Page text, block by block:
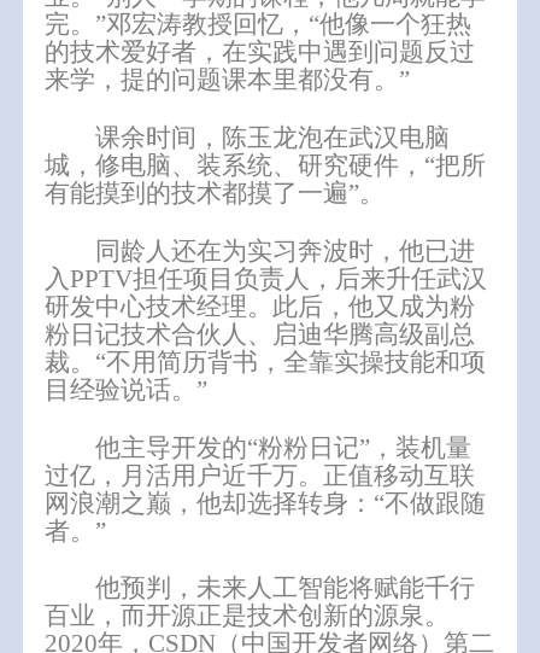
完。”邓宏涛教授回忆，“他像一个狂热
的技术爱好者，在实践中遇到问题反过
来学，提的问题课本里都没有。”
课余时间，陈玉龙泡在武汉电脑
城，修电脑、装系统、研究硬件， “把所
有能摸到的技术都摸了一遍”。
同龄人还在为实习奔波时，他已进
入PPTV担任项目负责人，后来升任武汉
研发中心技术经理。此后，他又成为粉
粉日记技术合伙人、启迪华腾高级副总
裁。“不用简历背书，全靠实操技能和项
目经验说话。 ”
他主导开发的“粉粉日记”，装机量
过亿，月活用户近千万。正值移动互联
网浪潮之巅，他却选择转身：“不做跟随
者。”
他预判，未来人工智能将赋能千行
百业，而开源正是技术创新的源泉。
2020年，CSDN（中国开发者网络）第二